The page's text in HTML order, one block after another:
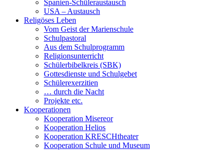
Spanien-Schüleraustausch
USA – Austausch
Religöses Leben
Vom Geist der Marienschule
Schulpastoral
Aus dem Schulprogramm
Religionsunterricht
Schülerbibelkreis (SBK)
Gottesdienste und Schulgebet
Schülerexerzitien
… durch die Nacht
Projekte etc.
Kooperationen
Kooperation Misereor
Kooperation Helios
Kooperation KRESCHtheater
Kooperation Schule und Museum